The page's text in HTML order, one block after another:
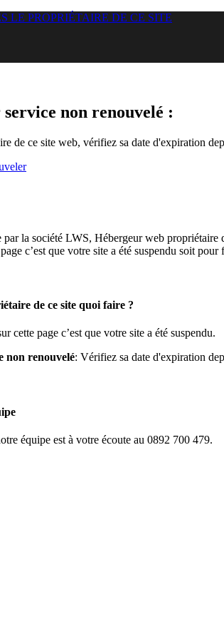
LE PROPRIÉTAIRE DE CE SITE
non renouvelé :
de ce site web, vérifiez sa date d'expiration
par la société LWS, Hébergeur web
c’est que votre site a été suspendu soit
de ce site quoi faire ?
cette page c’est que votre site a été suspendu.
non renouvelé: Vérifiez sa date d'expiration
équipe est à votre écoute au 0892 700 479.